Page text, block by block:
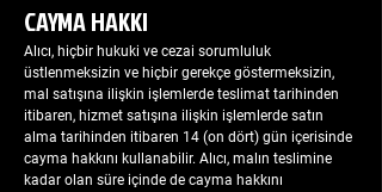
CAYMA HAKKI
Alıcı, hiçbir hukuki ve cezai sorumluluk
üstlenmeksizin ve hiçbir gerekçe göstermeksizin,
mal satışına ilişkin işlemlerde teslimat tarihinden
itibaren, hizmet satışına ilişkin işlemlerde satın
alma tarihinden itibaren 14 (on dört) gün içerisinde
cayma hakkını kullanabilir. Alıcı, malın teslimine
kadar olan süre içinde de cayma hakkını